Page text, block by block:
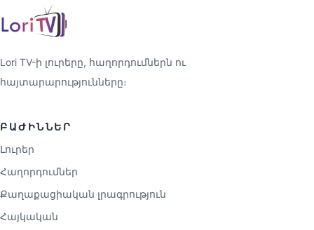
Lori TV-ի լուրերը, հաղորդումներն ու
հայտարարությունները։
ԲԱԺԻՆՆԵՐ
Լուրեր
Հաղորդումներ
Քաղաքացիական լրագրություն
Հայկական